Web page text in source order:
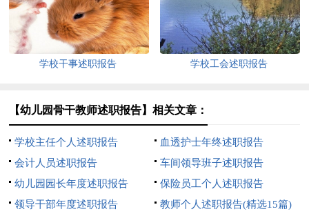
学校干事述职报告 学校工会述职报告
【幼儿园骨干教师述职报告】相关文章：
学校主任个人述职报告
血透护士年终述职报告
会计人员述职报告
车间领导班子述职报告
幼儿园园长年度述职报告
保险员工个人述职报告
领导干部年度述职报告
教师个人述职报告(精选15篇)